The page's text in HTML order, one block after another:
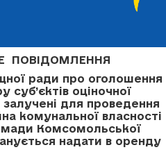
ПОВІДОМЛЕННЯ
ради про оголошення
суб’єктів оціночної
залучені для проведення
комунальної власності
Комсомольської
надати в оренду